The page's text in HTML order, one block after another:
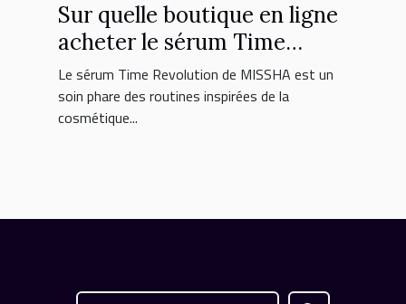
Sur quelle boutique en ligne
acheter le sérum Time
Revolution MISSHA ?
Le sérum Time Revolution de MISSHA est un
soin phare des routines inspirées de la
cosmétique...